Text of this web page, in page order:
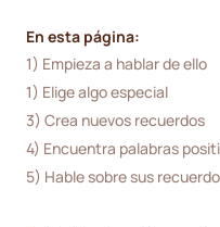
En esta página:
1) Empieza a hablar de ello
1) Elige algo especial
3) Crea nuevos recuerdos
4) Encuentra palabras
5) Hable sobre sus